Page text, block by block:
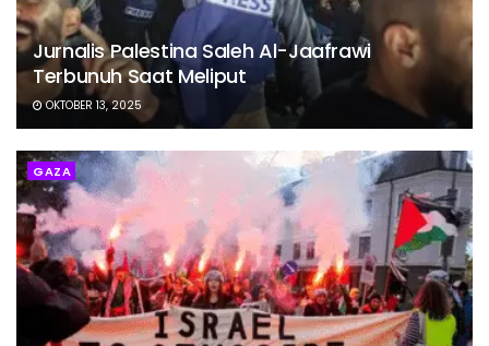
Jurnalis Palestina Saleh Al-Jaafrawi
Terbunuh Saat Meliput
OKTOBER 13, 2025
GAZA